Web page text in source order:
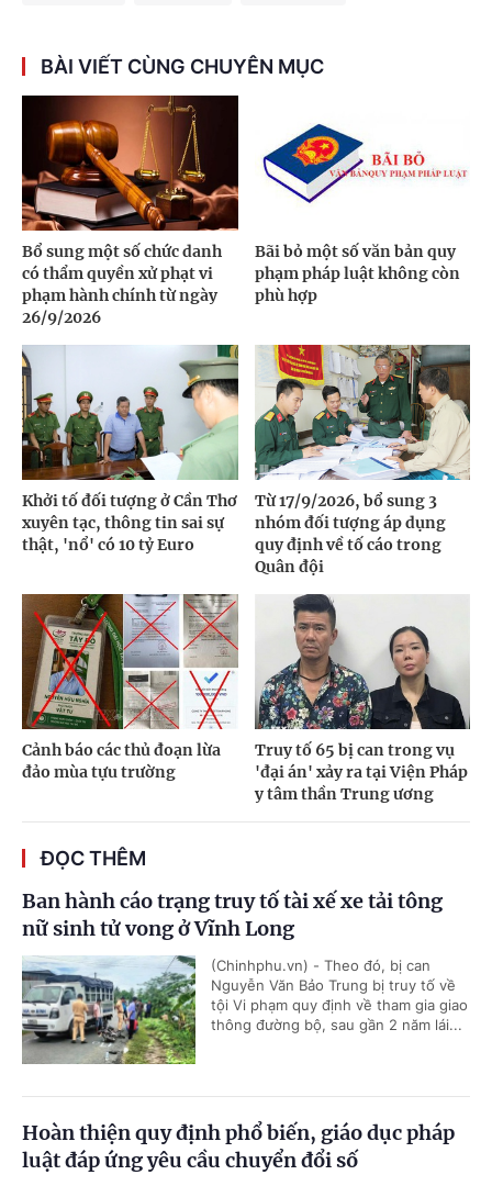
BÀI VIẾT CÙNG CHUYÊN MỤC
Bổ sung một số chức danh
có thẩm quyền xử phạt vi
phạm hành chính từ ngày
26/9/2026
Bãi bỏ một số văn bản quy
phạm pháp luật không còn
phù hợp
Khởi tố đối tượng ở Cần Thơ
xuyên tạc, thông tin sai sự
thật, 'nổ' có 10 tỷ Euro
Từ 17/9/2026, bổ sung 3
nhóm đối tượng áp dụng
quy định về tố cáo trong
Quân đội
Cảnh báo các thủ đoạn lừa
đảo mùa tựu trường
Truy tố 65 bị can trong vụ
'đại án' xảy ra tại Viện Pháp
y tâm thần Trung ương
ĐỌC THÊM
Ban hành cáo trạng truy tố tài xế xe tải tông
nữ sinh tử vong ở Vĩnh Long
(Chinhphu.vn) - Theo đó, bị can
Nguyễn Văn Bảo Trung bị truy tố về
tội Vi phạm quy định về tham gia giao
thông đường bộ, sau gần 2 năm lái...
Hoàn thiện quy định phổ biến, giáo dục pháp
luật đáp ứng yêu cầu chuyển đổi số